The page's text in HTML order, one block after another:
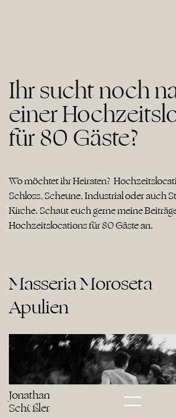
Jonathan
Schüßler
Ihr sucht noch
einer
für 80 Gäste?
Wo möchtet ihr Heiraten?
Schloss, Scheune, Industrial oder auch
Kirche. Schaut euch gerne meine
Hochzeitslocations für 80 Gäste an.
Masseria Moroseta
Apulien